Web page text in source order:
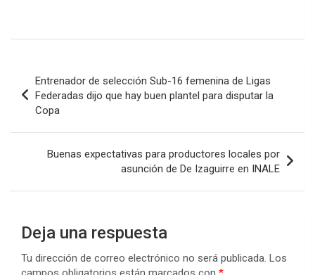
de
entradas
Entrenador de selección Sub-16 femenina de Ligas
Federadas dijo que hay buen plantel para disputar la
Copa
Buenas expectativas para productores locales por
asunción de De Izaguirre en INALE
Deja una respuesta
Tu dirección de correo electrónico no será publicada. Los